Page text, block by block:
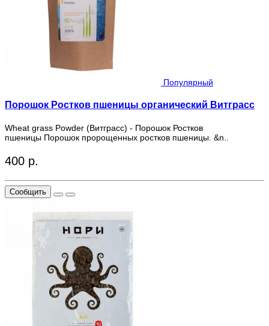
Популярный
Порошок Ростков пшеницы органический Витграсс
Wheat grass Powder (Витграсс) - Порошок Ростков
пшеницы Порошок пророщенных ростков пшеницы. &n..
400 р.
Сообщить